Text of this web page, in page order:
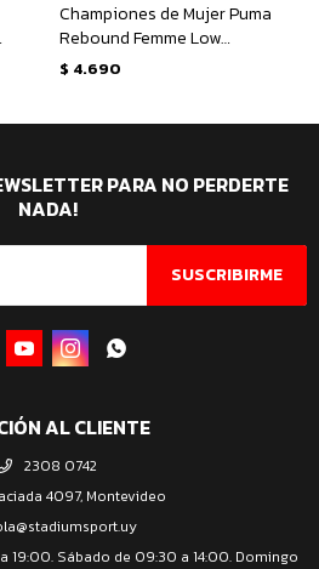
Championes de Mujer Puma
Rebound Femme Low
Plataforma - Blanco
$ 4.690
AL CLIENTE
2308 0742
4097, Montevideo
19:00. Sábado de 09:30 a 14:00. Domingo
PARA NO PERDERTE
NADA!
SUSCRIBIRME
  